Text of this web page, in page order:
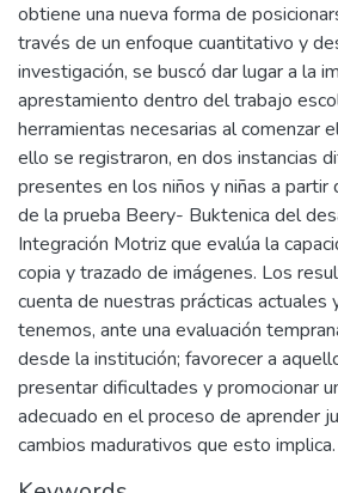
obtiene una nueva forma de
través de un enfoque cuantitativo y
investigación, se buscó dar lugar a la
aprestamiento dentro del trabajo
herramientas necesarias al comenzar
ello se registraron, en dos instancias
presentes en los niños y niñas a partir
de la prueba Beery- Buktenica del
Integración Motriz que evalúa la
copia y trazado de imágenes. Los
cuenta de nuestras prácticas actuales
tenemos, ante una evaluación
desde la institución; favorecer a
presentar dificultades y promocionar
adecuado en el proceso de aprender
cambios madurativos que esto implica.